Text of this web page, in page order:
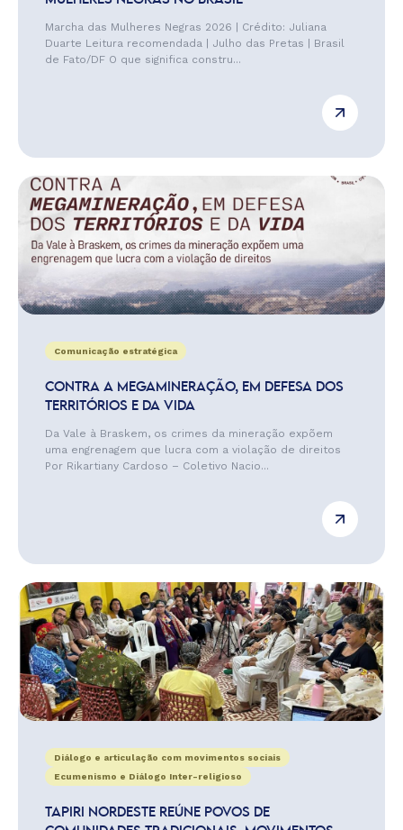
Marcha das Mulheres Negras 2026 | Crédito: Juliana
Duarte Leitura recomendada | Julho das Pretas | Brasil
de Fato/DF O que significa constru...
Comunicação estratégica
CONTRA A MEGAMINERAÇÃO, EM DEFESA DOS
TERRITÓRIOS E DA VIDA
Da Vale à Braskem, os crimes da mineração expõem
uma engrenagem que lucra com a violação de direitos
Por Rikartiany Cardoso – Coletivo Nacio...
Diálogo e articulação com movimentos sociais
Ecumenismo e Diálogo Inter-religioso
TAPIRI NORDESTE REÚNE POVOS DE